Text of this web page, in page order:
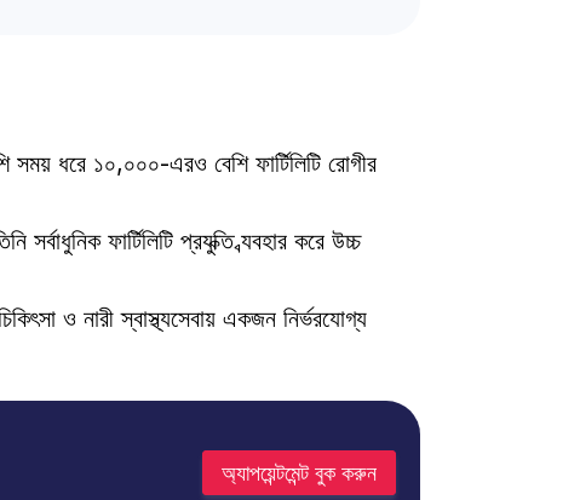
সময় ধরে ১০,০০০-এরও বেশি ফার্টিলিটি রোগীর
ফার্টিলিটি প্রযুক্তি ব্যবহার করে উচ্চ
চিকিৎসা ও নারী স্বাস্থ্যসেবায় একজন নির্ভরযোগ্য
অ্যাপয়েন্টমেন্ট বুক করুন